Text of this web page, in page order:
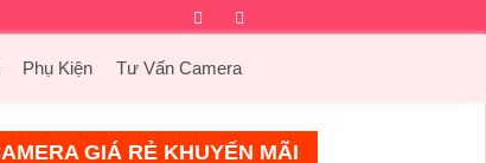
Facebook
Phụ Kiện Tư Vấn Camera
GIÁ RẺ KHUYẾN MÃI